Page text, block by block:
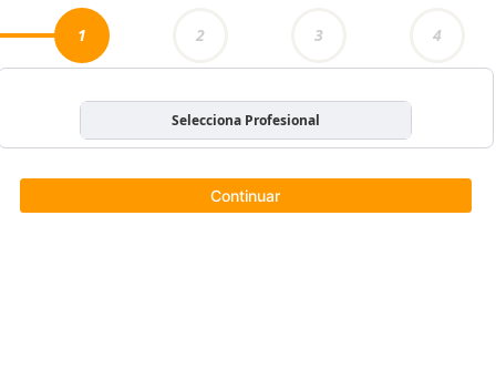
1 2 3 4
Selecciona Profesional
Continuar